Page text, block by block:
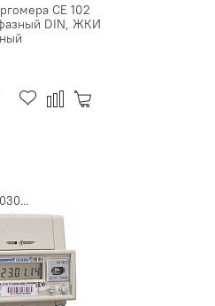
CE 102
фазный DIN, ЖКИ